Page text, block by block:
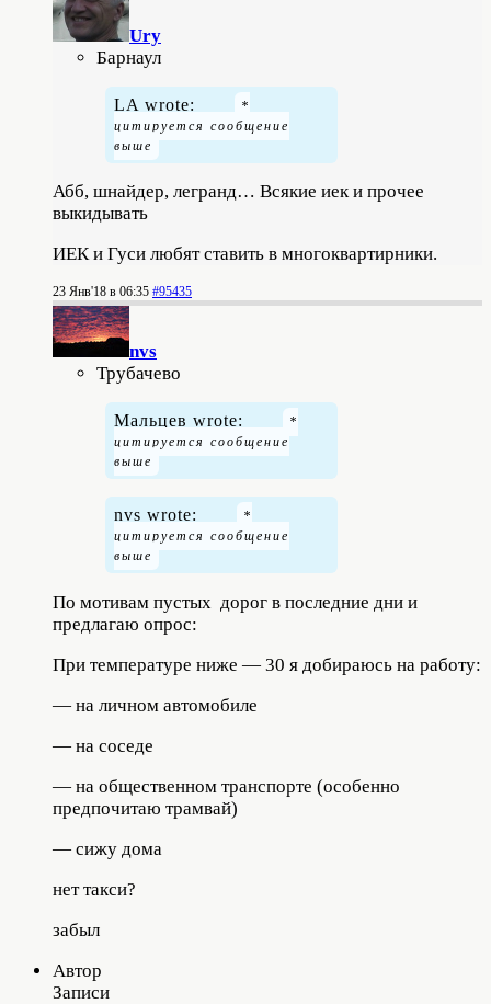
Ury
Барнаул
LA wrote:
Абб, шнайдер, легранд… Всякие иек и прочее
выкидывать
ИЕК и Гуси любят ставить в многоквартирники.
23 Янв'18 в 06:35 #95435
nvs
Трубачево
Мальцев wrote:
nvs wrote:
По мотивам пустых дорог в последние дни и
предлагаю опрос:
При температуре ниже — 30 я добираюсь на работу:
— на личном автомобиле
— на соседе
— на общественном транспорте (особенно
предпочитаю трамвай)
— сижу дома
нет такси?
забыл
Автор
Записи